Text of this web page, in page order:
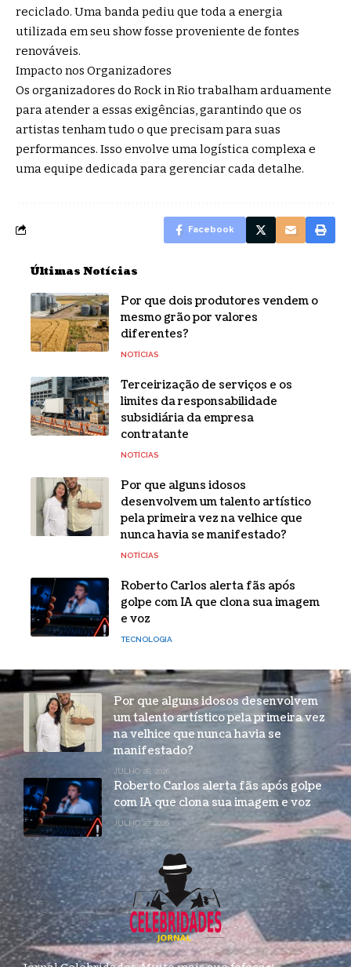
reciclado. Uma banda pediu que toda a energia
utilizada em seu show fosse proveniente de fontes
renováveis.
Impacto nos Organizadores
Os organizadores do Rock in Rio trabalham arduamente
para atender a essas exigências, garantindo que os
artistas tenham tudo o que precisam para suas
performances. Isso envolve uma logística complexa e
uma equipe dedicada para gerenciar cada detalhe.
Facebook
Últimas Notícias
Por que dois produtores vendem o
mesmo grão por valores
diferentes?
NOTÍCIAS
Terceirização de serviços e os
limites da responsabilidade
subsidiária da empresa
contratante
NOTÍCIAS
Por que alguns idosos
desenvolvem um talento artístico
pela primeira vez na velhice que
nunca havia se manifestado?
NOTÍCIAS
Roberto Carlos alerta fãs após
golpe com IA que clona sua imagem
e voz
TECNOLOGIA
Por que alguns idosos desenvolvem
um talento artístico pela primeira vez
na velhice que nunca havia se
manifestado?
JULHO 28, 2026
Roberto Carlos alerta fãs após golpe
com IA que clona sua imagem e voz
JULHO 27, 2026